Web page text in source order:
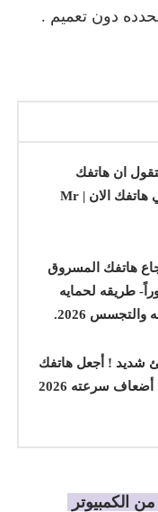
دون تعميم .
بتقول ان هاتفك
مخترق ⚠ - أحمي هاتفك الان | Mr
هاتفك المسروق
طريقه لحمايه
2026.
شديد ! أجعل هاتفك
يعمل أكثر من 10 أضعاف سرعته 2026
الكمبيوتر